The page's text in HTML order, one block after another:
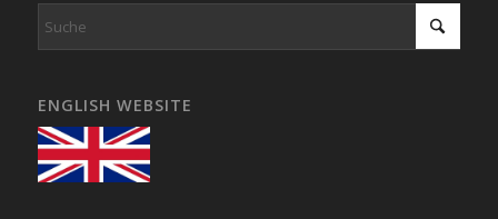
ENGLISH WEBSITE